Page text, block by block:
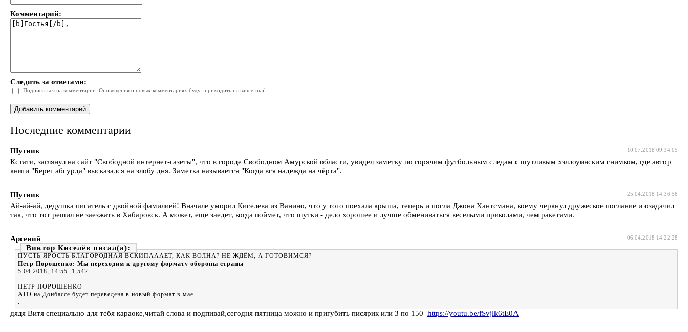
Комментарий:
Следить за ответами:
Подписаться на комментарии. Оповещения о новых комментариях будут приходить на ваш e-mail.
Последние комментарии
10.07.2018 09:34:05
Шутник
Кстати, заглянул на сайт "Свободной интернет-газеты", что в городе Свободном Амурской области, увидел заметку по горячим футбольным следам с шутливым хэллоуинским снимком, где автор
книги "Берег абсурда" высказался на злобу дня. Заметка называется "Когда вся надежда на чёрта".
25.04.2018 14:36:58
Шутник
Ай-ай-ай, дедушка писатель с двойной фамилией! Вначале уморил Киселева из Ванино, что у того поехала крыша, теперь и посла Джона Хантсмана, коему черкнул дружеское послание и озадачил
так, что тот решил не заезжать в Хабаровск. А может, еще заедет, когда поймет, что шутки - дело хорошее и лучше обмениваться веселыми приколами, чем ракетами.
06.04.2018 14:22:28
Арсений
Виктор Киселёв
ПУСТЬ ЯРОСТЬ БЛАГОРОДНАЯ ВСКИПАААЕТ, КАК ВОЛНА? НЕ ЖДЁМ, А ГОТОВИМСЯ?
Петр Порошенко: Мы переходим к другому формату обороны страны
5.04.2018, 14:55 1,542
ПЕТР ПОРОШЕНКО
АТО на Донбассе будет переведена в новый формат в мае
дядя Витя специально для тебя караоке,читай слова и подпивай,сегодня пятница можно и пригубить писярик или 3 по 150 https://youtu.be/fSvjlk6tE0A